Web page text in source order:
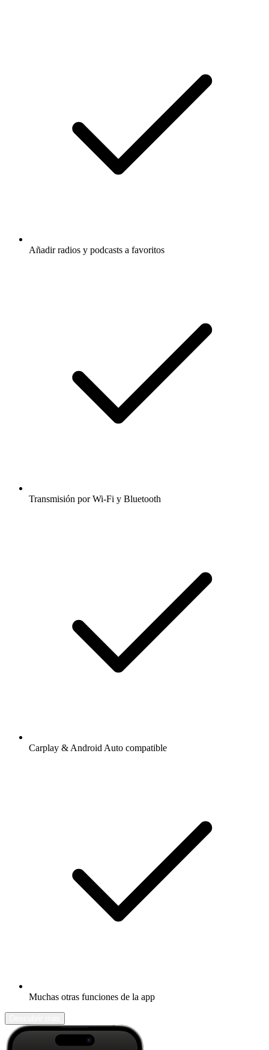
Añadir radios y podcasts a favoritos
Transmisión por Wi-Fi y Bluetooth
Carplay & Android Auto compatible
Muchas otras funciones de la app